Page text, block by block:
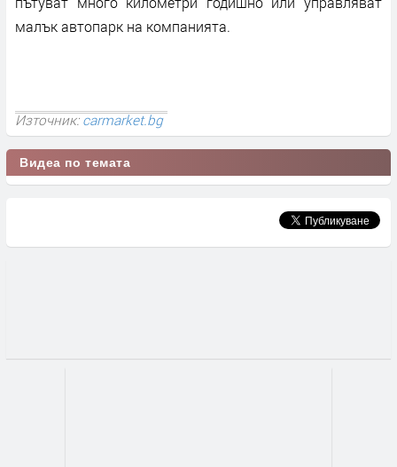
малък автопарк на компанията.
Източник:carmarket.bg
Видеа по темата